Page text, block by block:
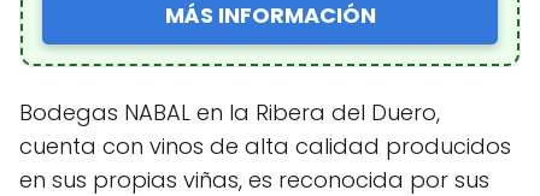
MÁS INFORMACIÓN
Bodegas NABAL en la Ribera del Duero,
cuenta con vinos de alta calidad producidos
en sus propias viñas, es reconocida por sus